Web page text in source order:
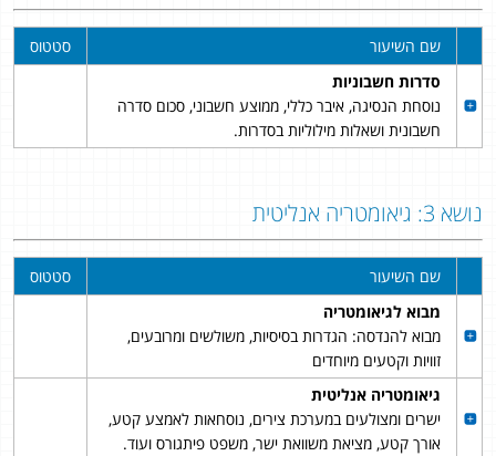
שם השיעור
סטטוס
סדרות חשבוניות
נוסחת הנסיגה, איבר כללי, ממוצע חשבוני, סכום סדרה
חשבונית ושאלות מילוליות בסדרות.
נושא 3: גיאומטריה אנליטית
שם השיעור
סטטוס
מבוא לגיאומטריה
מבוא להנדסה: הגדרות בסיסיות, משולשים ומרובעים,
זוויות וקטעים מיוחדים
גיאומטריה אנליטית
ישרים ומצולעים במערכת צירים, נוסחאות לאמצע קטע,
אורך קטע, מציאת משוואת ישר, משפט פיתגורס ועוד.